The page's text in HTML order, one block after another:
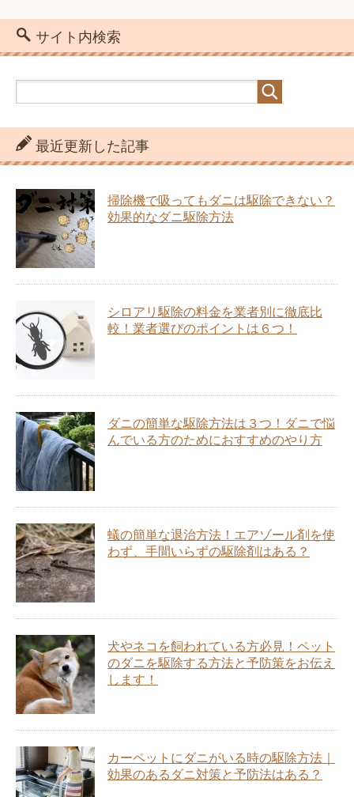
サイト内検索
最近更新した記事
掃除機で吸ってもダニは駆除できない？
効果的なダニ駆除方法
シロアリ駆除の料金を業者別に徹底比
較！業者選びのポイントは６つ！
ダニの簡単な駆除方法は３つ！ダニで悩
んでいる方のためにおすすめのやり方
蟻の簡単な退治方法！エアゾール剤を使
わず、手間いらずの駆除剤はある？
犬やネコを飼われている方必見！ペット
のダニを駆除する方法と予防策をお伝え
します！
カーペットにダニがいる時の駆除方法｜
効果のあるダニ対策と予防法はある？